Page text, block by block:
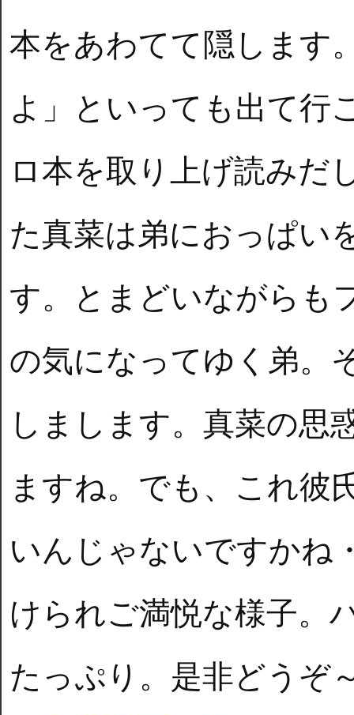
本をあわてて隠します
よ」といっても出て行
ロ本を取り上げ読みだ
た真菜は弟におっぱい
す。とまどいながらも
の気になってゆく弟。
しまします。真菜の思
ますね。でも、これ彼
いんじゃないですかね
けられご満悦な様子。
たっぷり。是非どう